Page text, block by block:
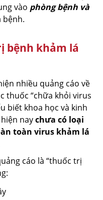
vào phòng bệnh và
bệnh.
bệnh khảm lá
nhiều quảng cáo về
thuốc “chữa khỏi virus
biết khoa học và kinh
hiện naychưa có loại
toàn virus khảm lá
cáo là “thuốc trị